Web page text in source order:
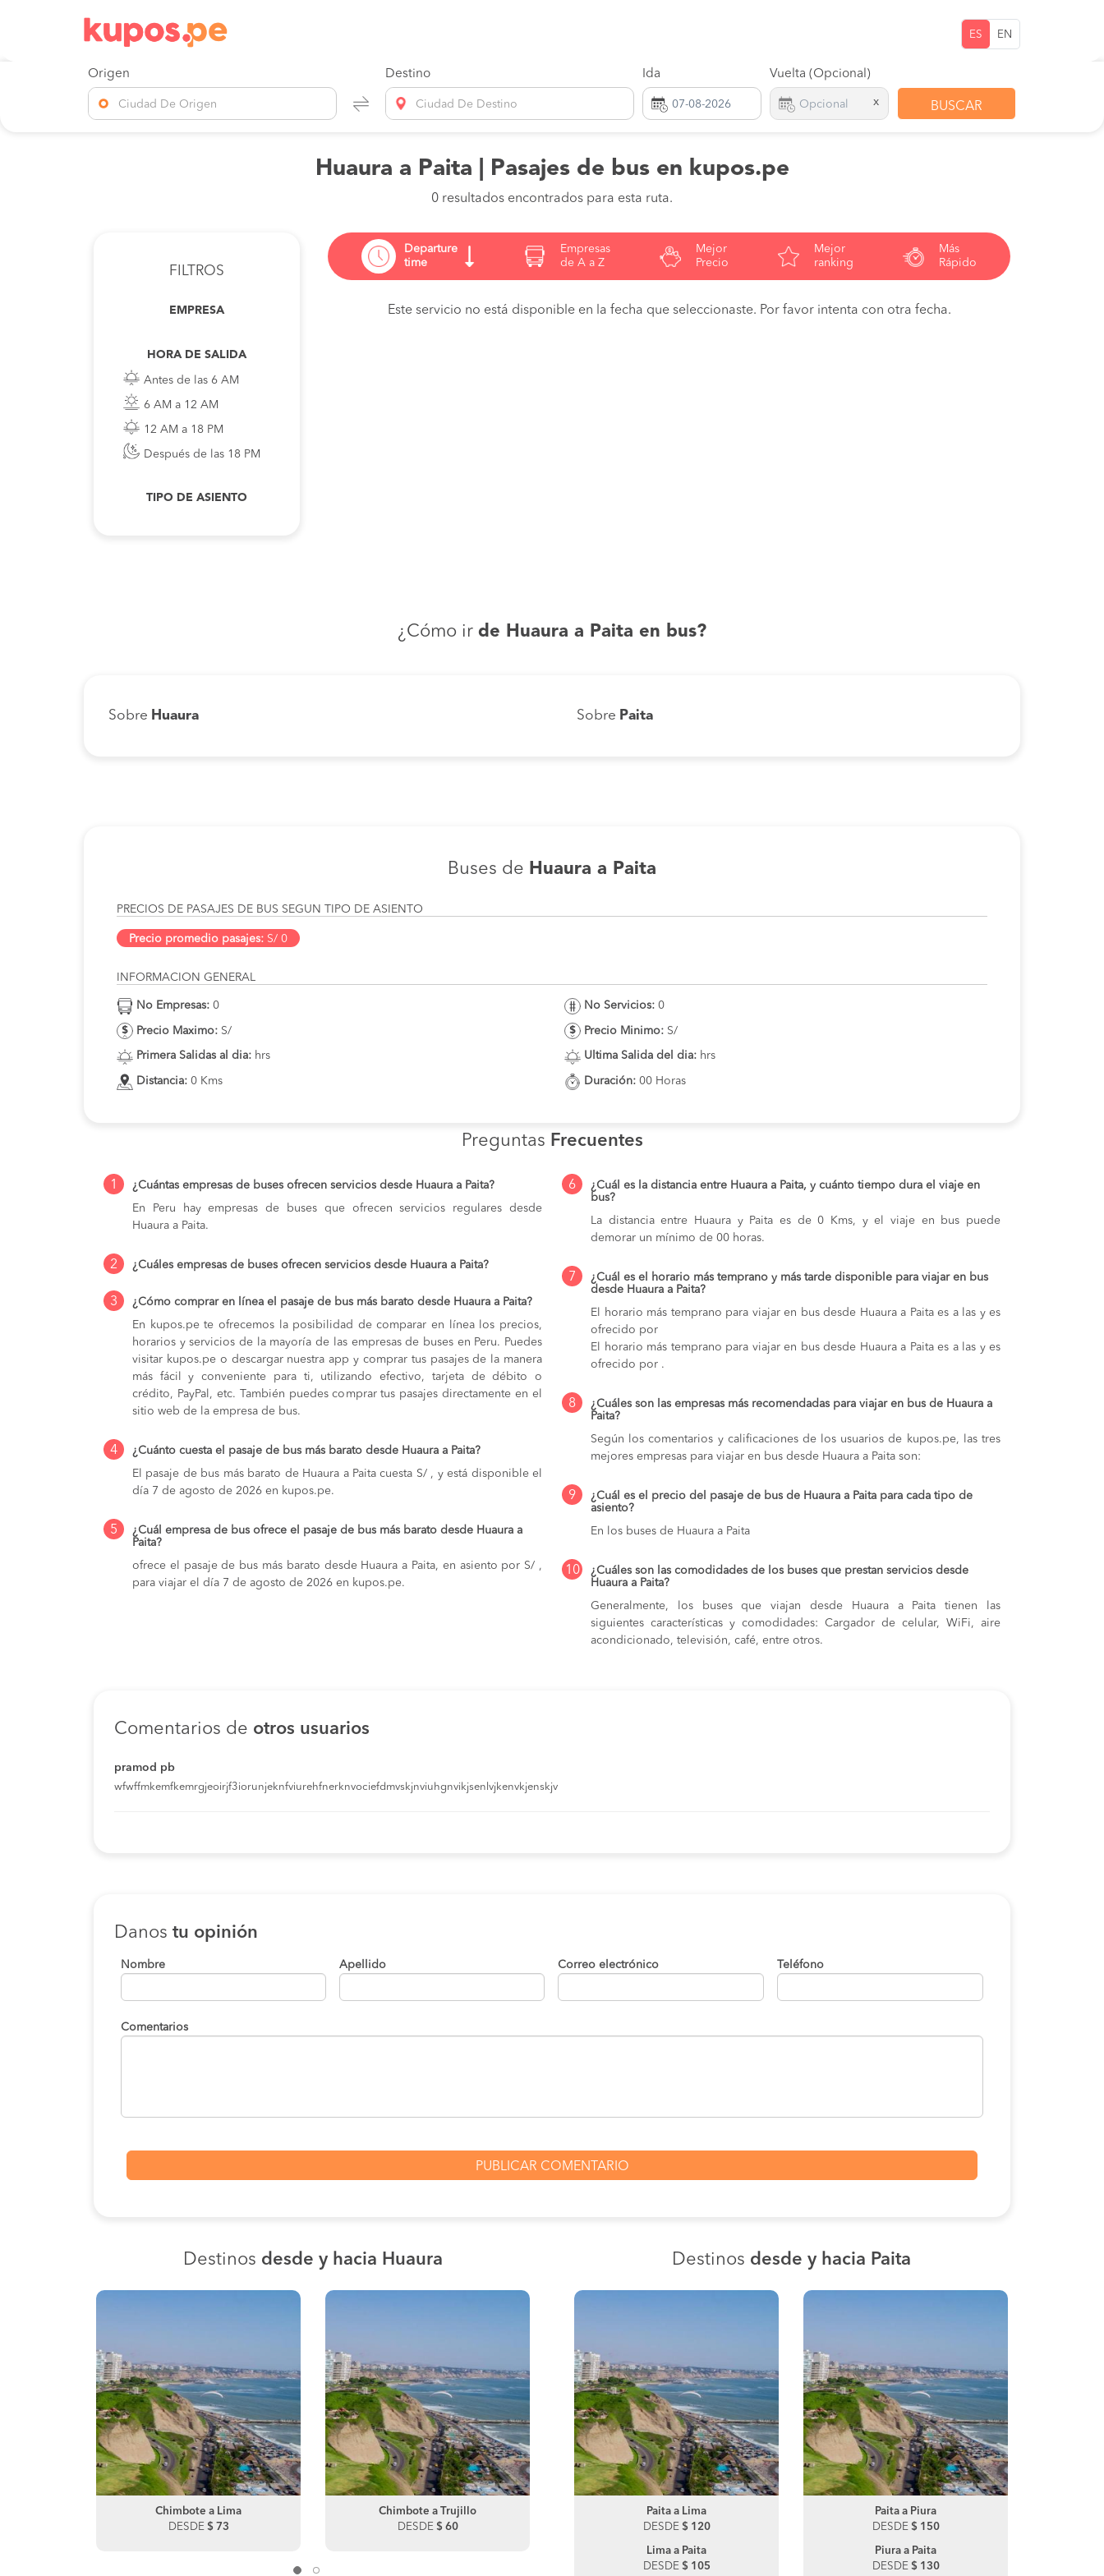
ES EN
Origen
Ciudad De Origen
Destino
Ciudad De Destino
Ida Vuelta (Opcional)
x BUSCAR
Huaura a Paita | Pasajes de bus en kupos.pe
0 resultados encontrados para esta ruta.
FILTROS
EMPRESA
HORA DE SALIDA
Antes de las 6 AM
6 AM a 12 AM
12 AM a 18 PM
Después de las 18 PM
TIPO DE ASIENTO
Departure
time
Empresas
de A a Z
Mejor
Precio
Mejor
ranking
Más
Rápido
Este servicio no está disponible en la fecha que seleccionaste. Por favor intenta con otra fecha.
¿Cómo ir de Huaura a Paita en bus?
Sobre Huaura Sobre Paita
Buses de Huaura a Paita
PRECIOS DE PASAJES DE BUS SEGUN TIPO DE ASIENTO
Precio promedio pasajes: S/ 0
INFORMACION GENERAL
No Empresas: 0
Precio Maximo: S/
Primera Salidas al dia: hrs
Distancia: 0 Kms
No Servicios: 0
Precio Minimo: S/
Ultima Salida del dia: hrs
Duración: 00 Horas
Preguntas Frecuentes
1
¿Cuántas empresas de buses ofrecen servicios desde Huaura a Paita?
En Peru hay empresas de buses que ofrecen servicios regulares desde
Huaura a Paita.
2 ¿Cuáles empresas de buses ofrecen servicios desde Huaura a Paita?
3
¿Cómo comprar en línea el pasaje de bus más barato desde Huaura a Paita?
En kupos.pe te ofrecemos la posibilidad de comparar en línea los precios,
horarios y servicios de la mayoría de las empresas de buses en Peru. Puedes
visitar kupos.pe o descargar nuestra app y comprar tus pasajes de la manera
más fácil y conveniente para ti, utilizando efectivo, tarjeta de débito o
crédito, PayPal, etc. También puedes comprar tus pasajes directamente en el
sitio web de la empresa de bus.
4
¿Cuánto cuesta el pasaje de bus más barato desde Huaura a Paita?
El pasaje de bus más barato de Huaura a Paita cuesta S/ , y está disponible el
día 7 de agosto de 2026 en kupos.pe.
5
¿Cuál empresa de bus ofrece el pasaje de bus más barato desde Huaura a
Paita?
ofrece el pasaje de bus más barato desde Huaura a Paita, en asiento por S/ ,
para viajar el día 7 de agosto de 2026 en kupos.pe.
6
¿Cuál es la distancia entre Huaura a Paita, y cuánto tiempo dura el viaje en
bus?
La distancia entre Huaura y Paita es de 0 Kms, y el viaje en bus puede
demorar un mínimo de 00 horas.
7
¿Cuál es el horario más temprano y más tarde disponible para viajar en bus
desde Huaura a Paita?
El horario más temprano para viajar en bus desde Huaura a Paita es a las y es
ofrecido por
El horario más temprano para viajar en bus desde Huaura a Paita es a las y es
ofrecido por .
8
¿Cuáles son las empresas más recomendadas para viajar en bus de Huaura a
Paita?
Según los comentarios y calificaciones de los usuarios de kupos.pe, las tres
mejores empresas para viajar en bus desde Huaura a Paita son:
9
¿Cuál es el precio del pasaje de bus de Huaura a Paita para cada tipo de
asiento?
En los buses de Huaura a Paita
10
¿Cuáles son las comodidades de los buses que prestan servicios desde
Huaura a Paita?
Generalmente, los buses que viajan desde Huaura a Paita tienen las
siguientes características y comodidades: Cargador de celular, WiFi, aire
acondicionado, televisión, café, entre otros.
Comentarios de otros usuarios
pramod pb
wfwffmkemfkemrgjeoirjf3iorunjeknfviurehfnerknvociefdmvskjnviuhgnvikjsenlvjkenvkjenskjv
Danos tu opinión
Nombre Apellido Correo electrónico Teléfono
Comentarios
Destinos desde y hacia Huaura
Chimbote a Lima
DESDE $ 73
Chimbote a Trujillo
DESDE $ 60
Chimbote a Chiclayo
DESDE $ 70
Chimbote a Lima
DESDE $ 73
Destinos desde y hacia Paita
Paita a Piura
DESDE$ 150
Paita a Chiclayo
DESDE$ 150
Paita a Lima
DESDE $ 120
Lima a Paita
DESDE $ 105
Paita a Piura
DESDE $ 150
Piura a Paita
DESDE $ 130